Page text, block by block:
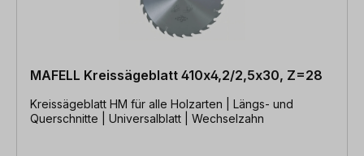
MAFELL Kreissägeblatt 410x4,2/2,5x30, Z=28
Kreissägeblatt HM für alle Holzarten | Längs- und
Querschnitte | Universalblatt | Wechselzahn